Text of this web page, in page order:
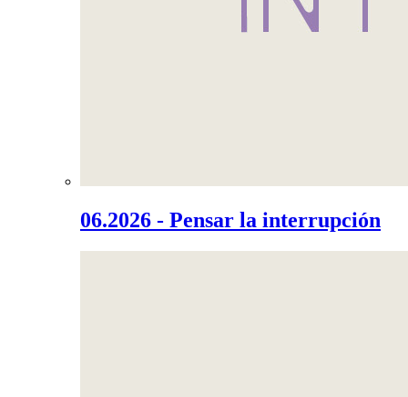
06.2026 - Pensar la interrupción